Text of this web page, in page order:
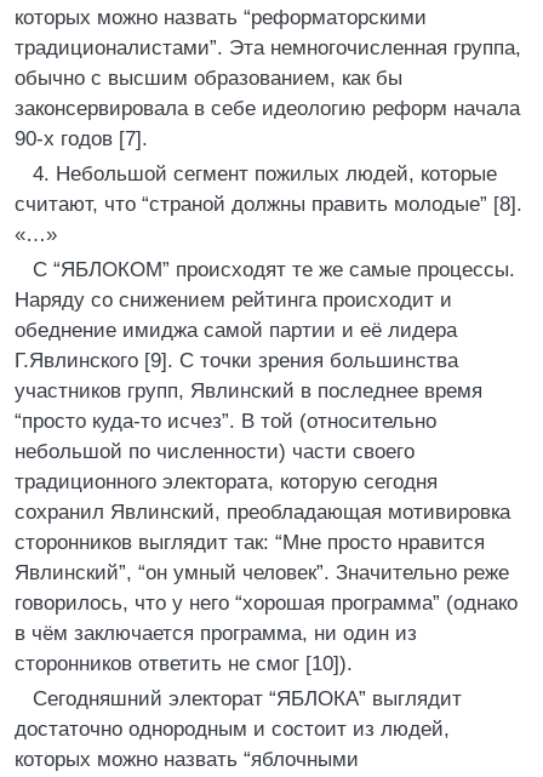
которых можно назвать “реформаторскими
традиционалистами”. Эта немногочисленная группа,
обычно с высшим образованием, как бы
законсервировала в себе идеологию реформ начала
90-х годов [7].
4. Небольшой сегмент пожилых людей, которые
считают, что “страной должны править молодые” [8].
«…»
С “ЯБЛОКОМ” происходят те же самые процессы.
Наряду со снижением рейтинга происходит и
обеднение имиджа самой партии и её лидера
Г.Явлинского [9]. С точки зрения большинства
участников групп, Явлинский в последнее время
“просто куда-то исчез”. В той (относительно
небольшой по численности) части своего
традиционного электората, которую сегодня
сохранил Явлинский, преобладающая мотивировка
сторонников выглядит так: “Мне просто нравится
Явлинский”, “он умный человек”. Значительно реже
говорилось, что у него “хорошая программа” (однако
в чём заключается программа, ни один из
сторонников ответить не смог [10]).
Сегодняшний электорат “ЯБЛОКА” выглядит
достаточно однородным и состоит из людей,
которых можно назвать “яблочными